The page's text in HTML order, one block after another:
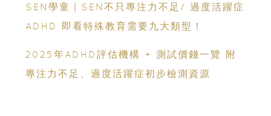
SEN學童｜SEN不只專注力不足/ 過度活躍症
ADHD 即看特殊教育需要九大類型！
2025年ADHD評估機構 + 測試價錢一覽 附
專注力不足、過度活躍症初步檢測資源